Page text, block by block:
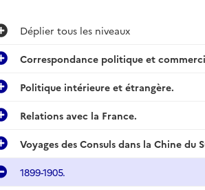
Déplier tous les niveaux
Correspondance politique et
Politique intérieure et étrangère.
Relations avec la France.
Voyages des Consuls dans la Chine du
1899-1905.